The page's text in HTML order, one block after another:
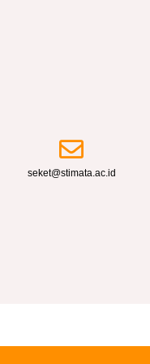
seket@stimata.ac.id